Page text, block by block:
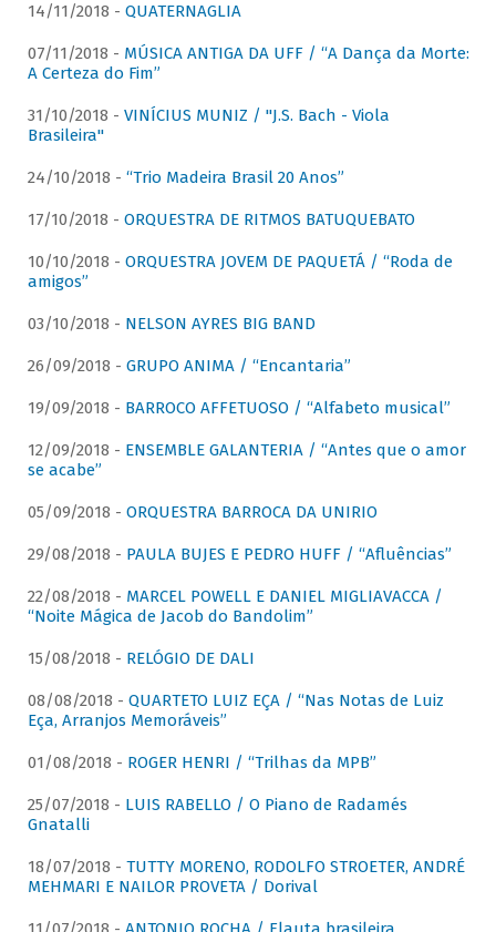
14/11/2018 - QUATERNAGLIA
07/11/2018 - MÚSICA ANTIGA DA UFF / “A Dança da Morte:
A Certeza do Fim”
31/10/2018 - VINÍCIUS MUNIZ / "J.S. Bach - Viola
Brasileira"
24/10/2018 - “Trio Madeira Brasil 20 Anos”
17/10/2018 - ORQUESTRA DE RITMOS BATUQUEBATO
10/10/2018 - ORQUESTRA JOVEM DE PAQUETÁ / “Roda de
amigos”
03/10/2018 - NELSON AYRES BIG BAND
26/09/2018 - GRUPO ANIMA / “Encantaria”
19/09/2018 - BARROCO AFFETUOSO / “Alfabeto musical”
12/09/2018 - ENSEMBLE GALANTERIA / “Antes que o amor
se acabe”
05/09/2018 - ORQUESTRA BARROCA DA UNIRIO
29/08/2018 - PAULA BUJES E PEDRO HUFF / “Afluências”
22/08/2018 - MARCEL POWELL E DANIEL MIGLIAVACCA /
“Noite Mágica de Jacob do Bandolim”
15/08/2018 - RELÓGIO DE DALI
08/08/2018 - QUARTETO LUIZ EÇA / “Nas Notas de Luiz
Eça, Arranjos Memoráveis”
01/08/2018 - ROGER HENRI / “Trilhas da MPB”
25/07/2018 - LUIS RABELLO / O Piano de Radamés
Gnatalli
18/07/2018 - TUTTY MORENO, RODOLFO STROETER, ANDRÉ
MEHMARI E NAILOR PROVETA / Dorival